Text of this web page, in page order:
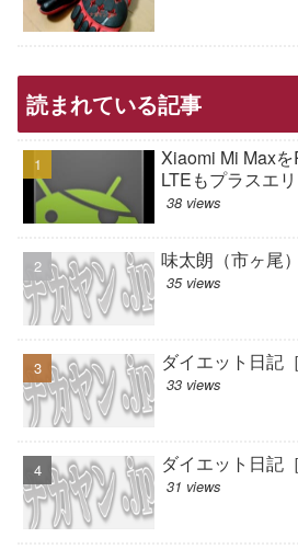
読まれている記事
Xiaomi Mi Max
LTEもプラスエ
38 views
味太朗（市ヶ尾）
35 views
ダイエット日記
33 views
ダイエット日記
31 views